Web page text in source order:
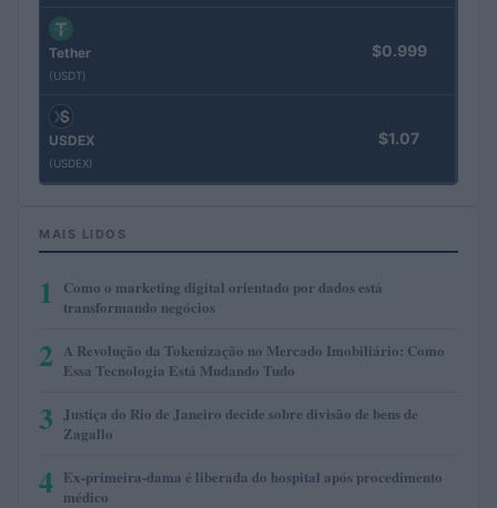
Tether
(USDT)
$0.999
USDEX
(USDEX)
$1.07
MAIS LIDOS
1
Como o marketing digital orientado por dados está
transformando negócios
2 A Revolução da Tokenização no Mercado Imobiliário: Como
Essa Tecnologia Está Mudando Tudo
3
Justiça do Rio de Janeiro decide sobre divisão de bens de
Zagallo
4 Ex-primeira-dama é liberada do hospital após procedimento
médico